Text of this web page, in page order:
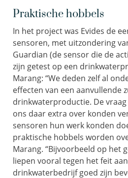
Praktische hobbels
In het project was Evides de
sensoren, met uitzondering
Guardian (de sensor die de
zijn getest op een
Marang: “We deden zelf al
effecten van een aanvullende
drinkwaterproductie. De
ons daar extra over konden
sensoren hun werk konden
praktische hobbels worden
Marang. “Bijvoorbeeld op het
liepen vooral tegen het feit
drinkwaterbedrijf goed zijn